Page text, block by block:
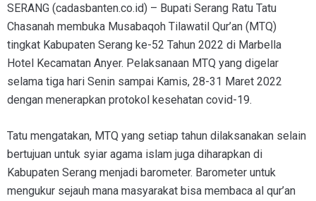
SERANG (cadasbanten.co.id) – Bupati Serang Ratu Tatu
Chasanah membuka Musabaqoh Tilawatil Qur’an (MTQ)
tingkat Kabupaten Serang ke-52 Tahun 2022 di Marbella
Hotel Kecamatan Anyer. Pelaksanaan MTQ yang digelar
selama tiga hari Senin sampai Kamis, 28-31 Maret 2022
dengan menerapkan protokol kesehatan covid-19.
Tatu mengatakan, MTQ yang setiap tahun dilaksanakan selain
bertujuan untuk syiar agama islam juga diharapkan di
Kabupaten Serang menjadi barometer. Barometer untuk
mengukur sejauh mana masyarakat bisa membaca al qur’an